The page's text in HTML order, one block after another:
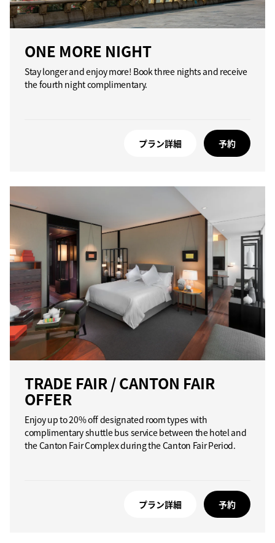
ONE MORE NIGHT
Stay longer and enjoy more! Book three nights and receive
the fourth night complimentary.
プラン詳細 予約
TRADE FAIR / CANTON FAIR
OFFER
Enjoy up to 20% off designated room types with
complimentary shuttle bus service between the hotel and
the Canton Fair Complex during the Canton Fair Period.
プラン詳細 予約